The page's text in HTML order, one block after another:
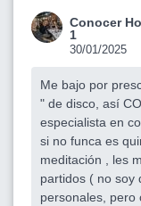
Conocer
1
30/01/2025
Me bajo por
" de disco, así
especialista en
si no funca es
meditación , les
partidos ( no soy
personales, pero